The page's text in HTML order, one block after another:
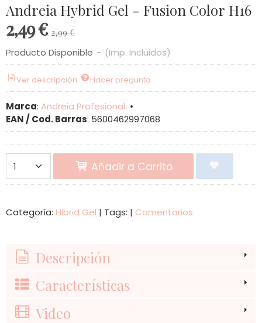
Andreia Hybrid Gel - Fusion Color H16
2,49 € 2,99 €
Producto Disponible - (Imp. Incluidos)
Ver descripción Hacer pregunta
Marca: Andreia Profesional •
EAN / Cod. Barras: 5600462997068
Añadir a Carrito
Categoría: Hibrid Gel | Tags: | Comentarios
Descripción
Características
Video